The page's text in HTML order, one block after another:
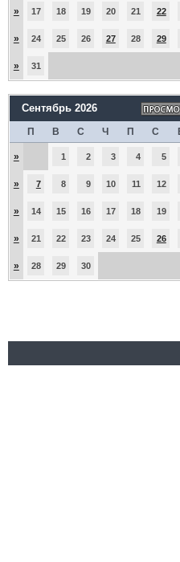
» 17 18 19 20 21 22
» 24 25 26 27 28 29
» 31
Сентябрь 2026
П В С Ч П С
» 1 2 3 4 5
» 7 8 9 10 11 12
» 14 15 16 17 18 19
» 21 22 23 24 25 26
» 28 29 30